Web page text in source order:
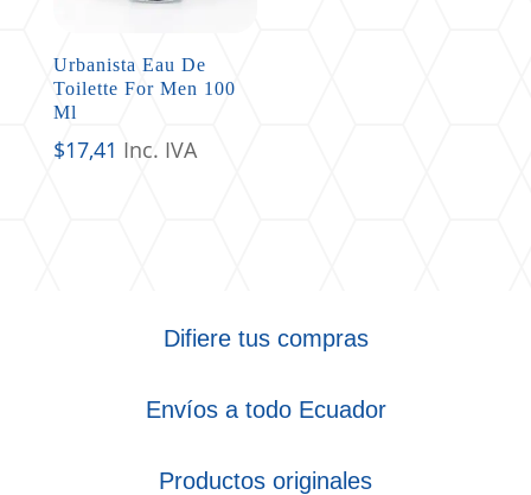
Urbanista Eau De
Toilette For Men 100
Ml
$17,41 Inc. IVA
Difiere tus compras
Envíos a todo Ecuador
Productos originales